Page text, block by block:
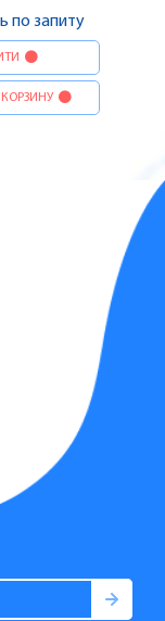
по запиту